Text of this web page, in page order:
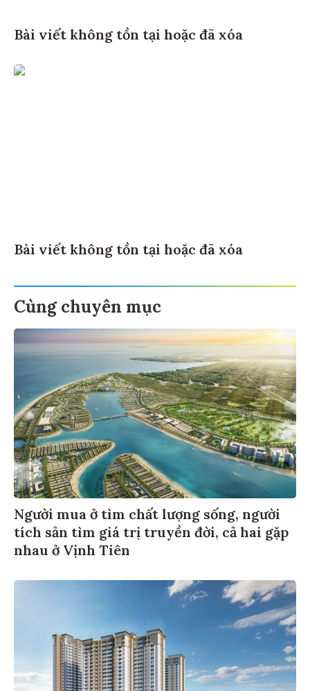
Bài viết không tồn tại hoặc đã xóa
Bài viết không tồn tại hoặc đã xóa
Cùng chuyên mục
Người mua ở tìm chất lượng sống, người
tích sản tìm giá trị truyền đời, cả hai gặp
nhau ở Vịnh Tiên